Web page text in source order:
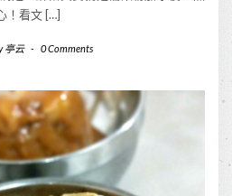
！看文 […]
亭云 - 0 Comments